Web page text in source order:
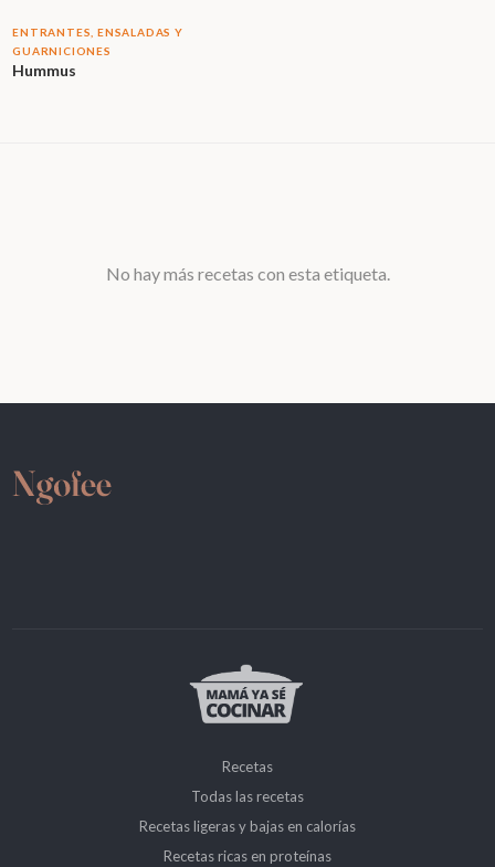
ENTRANTES, ENSALADAS Y
GUARNICIONES
Hummus
No hay más recetas con esta etiqueta.
Recetas
Todas las recetas
Recetas ligeras y bajas en calorías
Recetas ricas en proteínas